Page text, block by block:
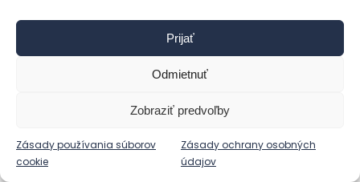
Prijať
Odmietnuť
Zobraziť predvoľby
Zásady používania súborov
cookie
Zásady ochrany osobných
údajov
Obľúbené
hospodárskych subjektov...
16. októbra 2023 - 0:00
27. novembra 2023 - 0:00